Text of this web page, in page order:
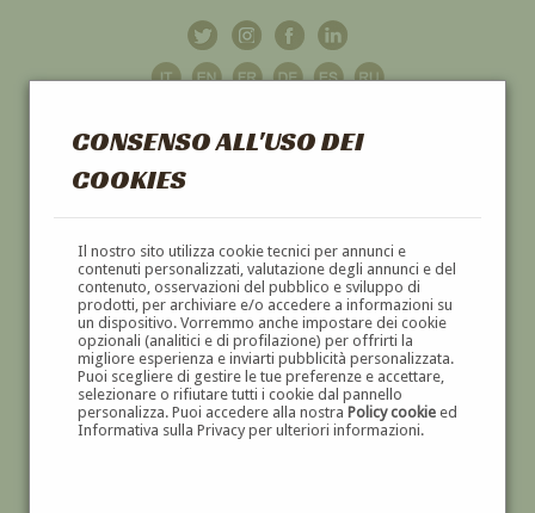
CONSENSO ALL'USO DEI
COOKIES
Il nostro sito utilizza cookie tecnici per annunci e
contenuti personalizzati, valutazione degli annunci e del
contenuto, osservazioni del pubblico e sviluppo di
prodotti, per archiviare e/o accedere a informazioni su
un dispositivo. Vorremmo anche impostare dei cookie
opzionali (analitici e di profilazione) per offrirti la
migliore esperienza e inviarti pubblicità personalizzata.
Puoi scegliere di gestire le tue preferenze e accettare,
selezionare o rifiutare tutti i cookie dal pannello
personalizza. Puoi accedere alla nostra Policy cookieed
Informativa sulla Privacy per ulteriori informazioni.
GALLERIAD'ARTE
DIPINTI E SCULTURE '800 E '900